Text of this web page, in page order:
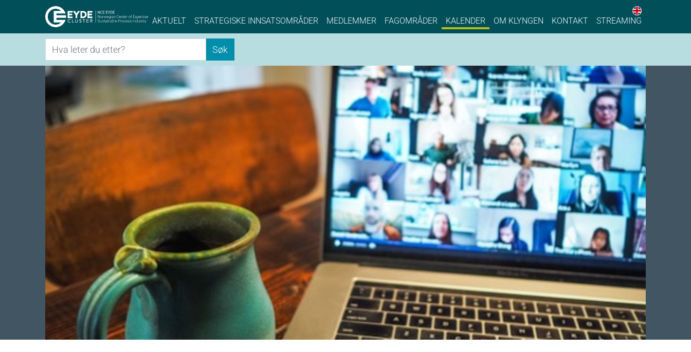
Eyde-Cluster | NCE EYDE, Norwegian Center of Expertise, Sustainable Process Industry
AKTUELT STRATEGISKE INNSATSOMRÅDER MEDLEMMER FAGOMRÅDER KALENDER OM KLYNGEN KONTAKT STREAMING
English
Søk Søk